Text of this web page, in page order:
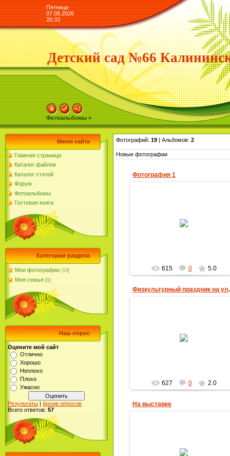
Пятница
07.08.2026
20:33
Детский сад №66
Фотоальбомы »
Меню сайта
Главная страница
Каталог файлов
Каталог статей
Форум
Фотоальбомы
Гостевая книга
Категории раздела
Мои фотографии [19]
Моя семья [0]
Наш опрос
Оцените мой сайт
Отлично
Хорошо
Неплохо
Плохо
Ужасно
Результаты | Архив опросов
Всего ответов: 57
Фотографий: 19 | Альбомов: 2
Новые фотографии
Фотография 1
музыкального конкурса"Весёлая
615 0 5.0
627 0 2.0
На выставке